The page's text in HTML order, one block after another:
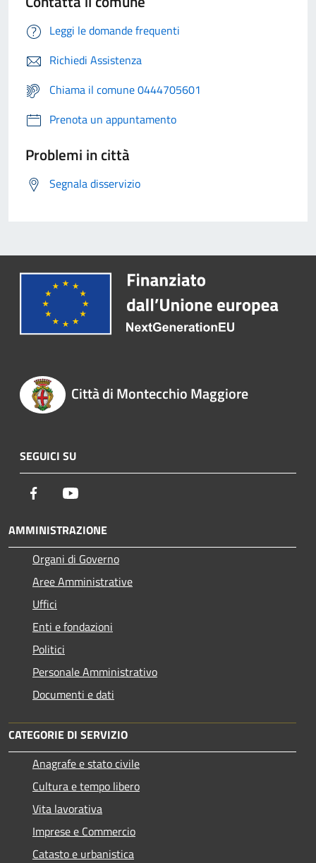
Leggi le domande frequenti
Richiedi Assistenza
Chiama il comune 0444705601
Prenota un appuntamento
Problemi in città
Segnala disservizio
Città di Montecchio Maggiore
SEGUICI SU
Facebook
AMMINISTRAZIONE
Organi di Governo
Aree Amministrative
Uffici
Enti e fondazioni
Politici
Personale Amministrativo
Documenti e dati
CATEGORIE DI SERVIZIO
Anagrafe e stato civile
Cultura e tempo libero
Vita lavorativa
Imprese e Commercio
Catasto e urbanistica